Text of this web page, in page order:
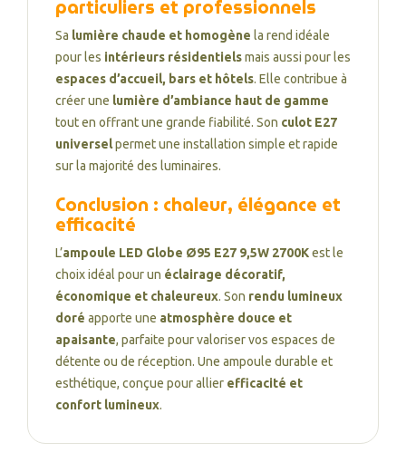
particuliers et professionnels
Sa lumière chaude et homogène la rend idéale
pour les intérieurs résidentielsmais aussi pour les
espaces d’accueil, bars et hôtels. Elle contribue à
créer une lumière d’ambiance haut de gamme
tout en offrant une grande fiabilité. Son culot E27
universelpermet une installation simple et rapide
sur la majorité des luminaires.
Conclusion : chaleur, élégance et
efficacité
L’ampoule LED Globe Ø95 E27 9,5W 2700Kest le
choix idéal pour un éclairage décoratif,
économique et chaleureux. Son rendu lumineux
doré apporte une atmosphère douce et
apaisante, parfaite pour valoriser vos espaces de
détente ou de réception. Une ampoule durable et
esthétique, conçue pour allier efficacité et
confort lumineux.